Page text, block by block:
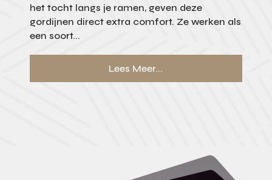
het tocht langs je ramen, geven deze
gordijnen direct extra comfort. Ze werken als
een soort...
Lees Meer...